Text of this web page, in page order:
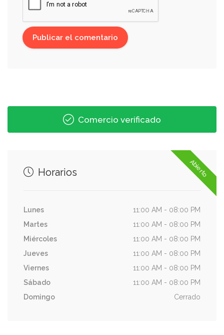
Comercio verificado
Abierto
Horarios
Lunes
11:00 AM - 08:00 PM
Martes
11:00 AM - 08:00 PM
Miércoles
11:00 AM - 08:00 PM
Jueves
11:00 AM - 08:00 PM
Viernes
11:00 AM - 08:00 PM
Sábado
11:00 AM - 08:00 PM
Domingo
Cerrado